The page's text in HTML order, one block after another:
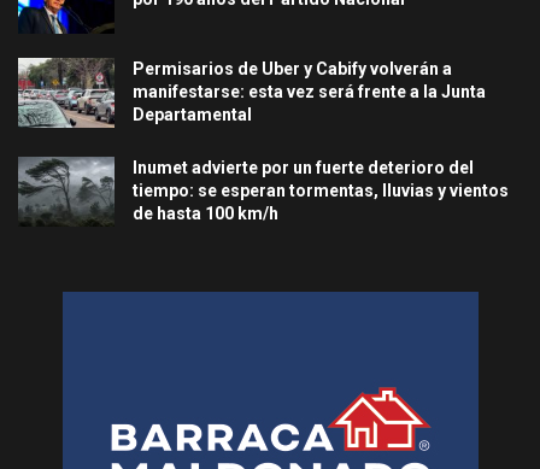
Permisarios de Uber y Cabify volverán a
manifestarse: esta vez será frente a la Junta
Departamental
Inumet advierte por un fuerte deterioro del
tiempo: se esperan tormentas, lluvias y vientos
de hasta 100 km/h